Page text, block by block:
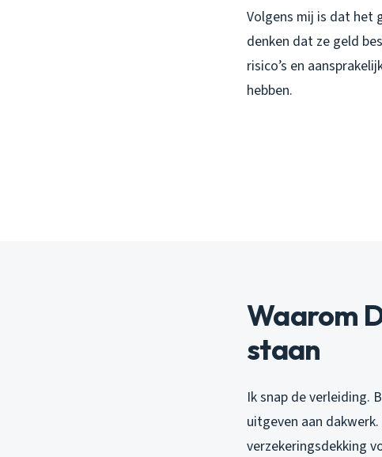
Volgens mij is dat het
denken dat ze geld
risico’s en
hebben.
Waarom
staan
Ik snap de verleiding.
uitgeven aan
verzekeringsdekking